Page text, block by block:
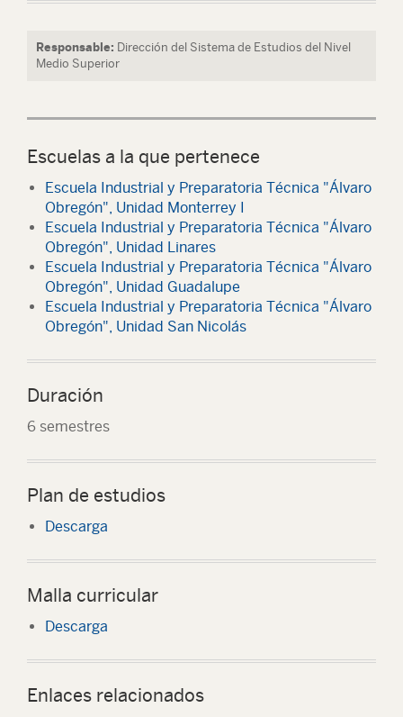
Responsable: Dirección del Sistema de Estudios del Nivel
Medio Superior
Escuelas a la que pertenece
Escuela Industrial y Preparatoria Técnica "Álvaro
Obregón", Unidad Monterrey I
Escuela Industrial y Preparatoria Técnica "Álvaro
Obregón", Unidad Linares
Escuela Industrial y Preparatoria Técnica "Álvaro
Obregón", Unidad Guadalupe
Escuela Industrial y Preparatoria Técnica "Álvaro
Obregón", Unidad San Nicolás
Duración
6 semestres
Plan de estudios
Descarga
Malla curricular
Descarga
Enlaces relacionados